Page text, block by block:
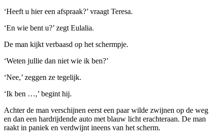
‘Heeft u hier een afspraak?’ vraagt Teresa.
‘En wie bent u?’ zegt Eulalia.
De man kijkt verbaasd op het schermpje.
‘Weten jullie dan niet wie ik ben?’
‘Nee,’ zeggen ze tegelijk.
‘Ik ben …,’ begint hij.
Achter de man verschijnen eerst een paar wilde zwijnen op de weg
en dan een hardrijdende auto met blauw licht erachteraan. De man
raakt in paniek en verdwijnt ineens van het scherm.